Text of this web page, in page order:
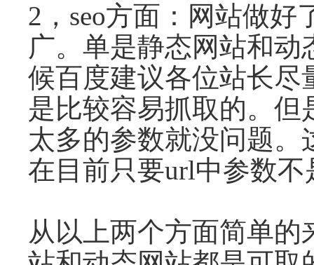
2，seo方面：网站做好
广。单是静态网站和动
候百度建议各位站长尽
是比较容易抓取的。
太多的参数就没问题
在目前只要url中参数
从以上两个方面简单